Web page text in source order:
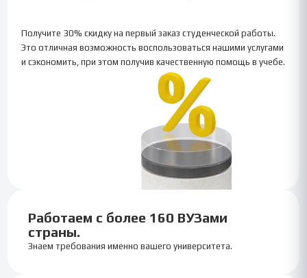
Получите 30% скидку на первый заказ студенческой работы.
Это отличная возможность воспользоваться нашими услугами
и сэкономить, при этом получив качественную помощь в учебе.
Работаем с более 160 ВУЗами
страны.
Знаем требования именно вашего университета.